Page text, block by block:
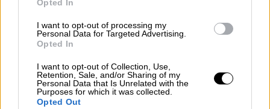
Opted In
I want to opt-out of processing my
Personal Data for Targeted Advertising.
Opted In
I want to opt-out of Collection, Use,
Retention, Sale, and/or Sharing of my
Personal Data that Is Unrelated with the
Purposes for which it was collected.
Opted Out
Όπως μεταδίδει το tempo24, το περιστατικό
περασμένο Απρίλιο, όταν οι δράστες
φέρονται να εξανάγκασανδια της βίας τον
ανήλικονα επιβιβαστεί στο όχημά τους.